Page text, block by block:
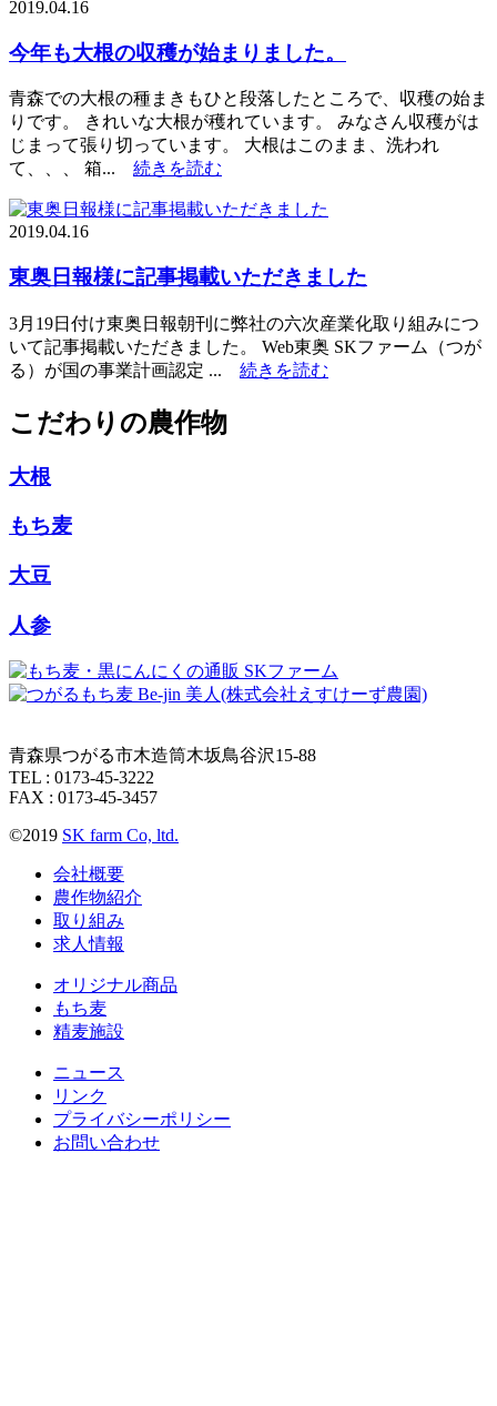
2019.04.16
今年も大根の収穫が始まりました。
青森での大根の種まきもひと段落したところで、収穫の始ま
りです。 きれいな大根が穫れています。 みなさん収穫がは
じまって張り切っています。 大根はこのまま、洗われ
て、、、 箱... 続きを読む
2019.04.16
東奥日報様に記事掲載いただきました
3月19日付け東奥日報朝刊に弊社の六次産業化取り組みにつ
いて記事掲載いただきました。 Web東奥 SKファーム（つが
る）が国の事業計画認定 ... 続きを読む
こだわりの農作物
大根
もち麦
大豆
人参
青森県つがる市木造筒木坂鳥谷沢15-88
TEL : 0173-45-3222
FAX : 0173-45-3457
©2019 SK farm Co, ltd.
会社概要
農作物紹介
取り組み
求人情報
オリジナル商品
もち麦
精麦施設
ニュース
リンク
プライバシーポリシー
お問い合わせ